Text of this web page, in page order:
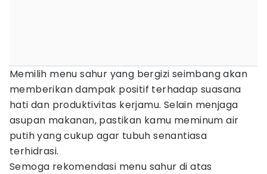
Memilih menu sahur yang bergizi seimbang akan
memberikan dampak positif terhadap suasana
hati dan produktivitas kerjamu. Selain menjaga
asupan makanan, pastikan kamu meminum air
putih yang cukup agar tubuh senantiasa
terhidrasi.
Semoga rekomendasi menu sahur di atas